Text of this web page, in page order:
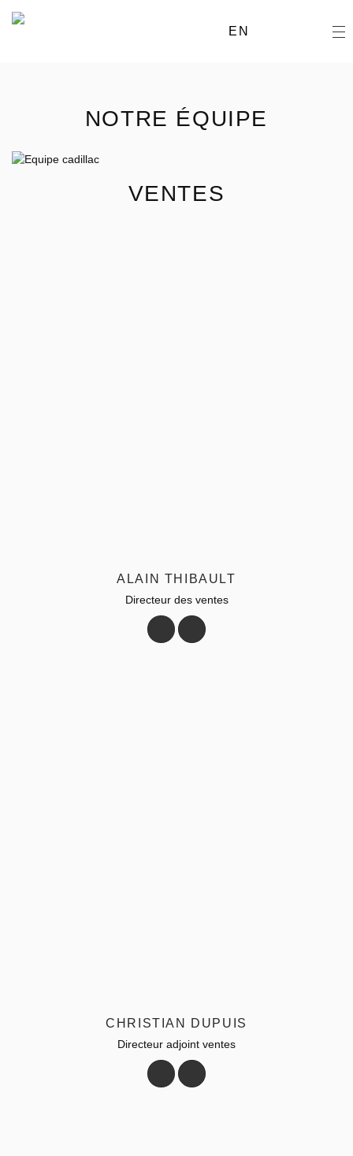
EN
NOTRE ÉQUIPE
VENTES
ALAIN THIBAULT
Directeur des ventes
CHRISTIAN DUPUIS
Directeur adjoint ventes